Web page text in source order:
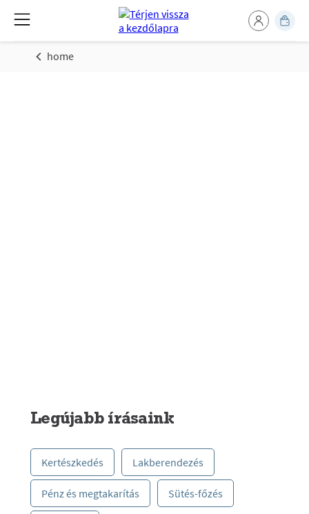
home
Legújabb írásaink
Kertészkedés Lakberendezés
Pénz és megtakarítás Sütés-főzés